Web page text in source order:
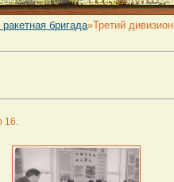
бригада»Третий дивизион
16.